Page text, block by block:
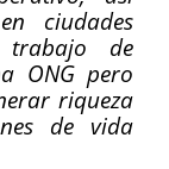
ciudades
trabajo de
ONG pero
riqueza
de vida